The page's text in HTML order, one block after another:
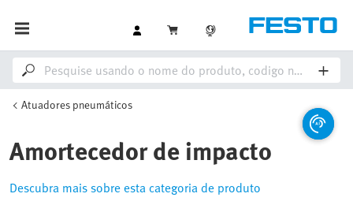
Atuadores pneumáticos
Amortecedor de impacto
Descubra mais sobre esta categoria de produto